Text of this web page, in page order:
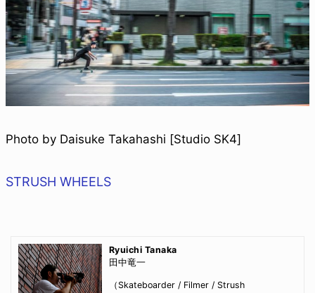
Photo by Daisuke Takahashi [Studio SK4]
STRUSH WHEELS
Ryuichi Tanaka
田中竜一
（Skateboarder / Filmer / Strush